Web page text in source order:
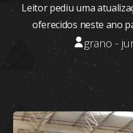
Leitor pediu uma
oferecidos neste ano
grano -